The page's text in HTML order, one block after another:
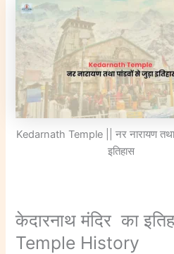
Kedarnath Temple || नर नारायण तथा
इतिहास
केदारनाथ मंदिर का
Temple History